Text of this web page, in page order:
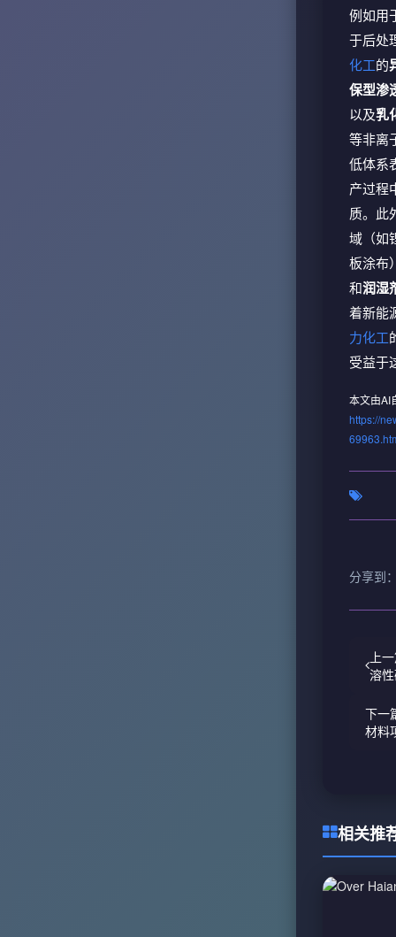
例如用
于后处
化工的
保型渗
以及乳
等非离
低体系
产过程
质。此
域（如
板涂布
和润湿
着新能
力化工
受益于
本文由AI
https://
分享到
上
溶
下一
材料
相关推